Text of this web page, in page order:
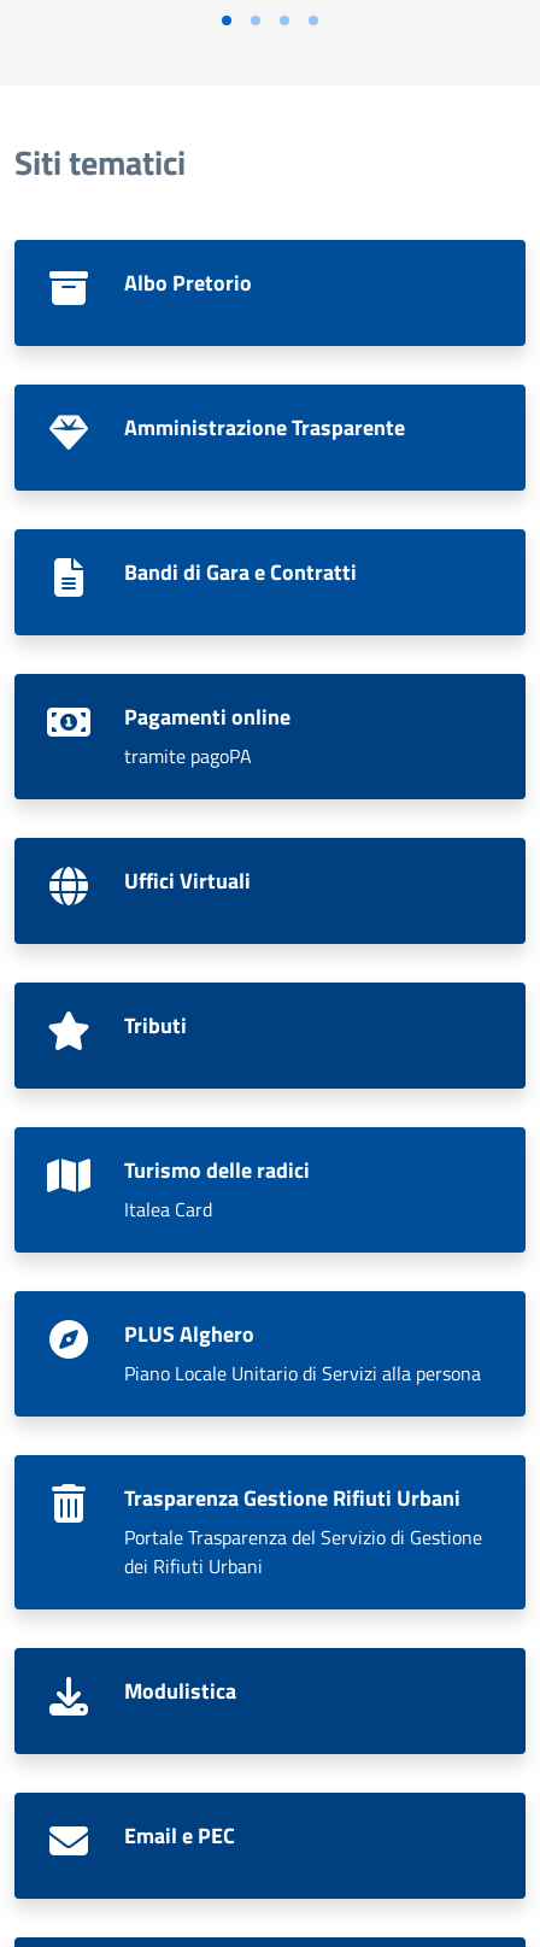
Siti tematici
Albo Pretorio
Amministrazione Trasparente
Bandi di Gara e Contratti
Pagamenti online
tramite pagoPA
Uffici Virtuali
Tributi
Turismo delle radici
Italea Card
PLUS Alghero
Piano Locale Unitario di Servizi alla persona
Trasparenza Gestione Rifiuti Urbani
Portale Trasparenza del Servizio di Gestione
dei Rifiuti Urbani
Modulistica
Email e PEC